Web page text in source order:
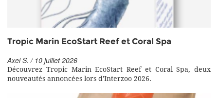
Tropic Marin EcoStart Reef et Coral Spa
Axel S. / 10 juillet 2026
Découvrez Tropic Marin EcoStart Reef et Coral Spa, deux
nouveautés annoncées lors d'Interzoo 2026.